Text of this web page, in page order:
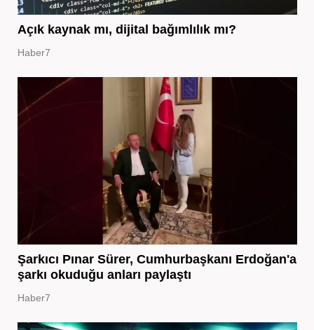
Açık kaynak mı, dijital bağımlılık mı?
Haber7
Şarkıcı Pınar Sürer, Cumhurbaşkanı Erdoğan'a
şarkı okuduğu anları paylaştı
Haber7